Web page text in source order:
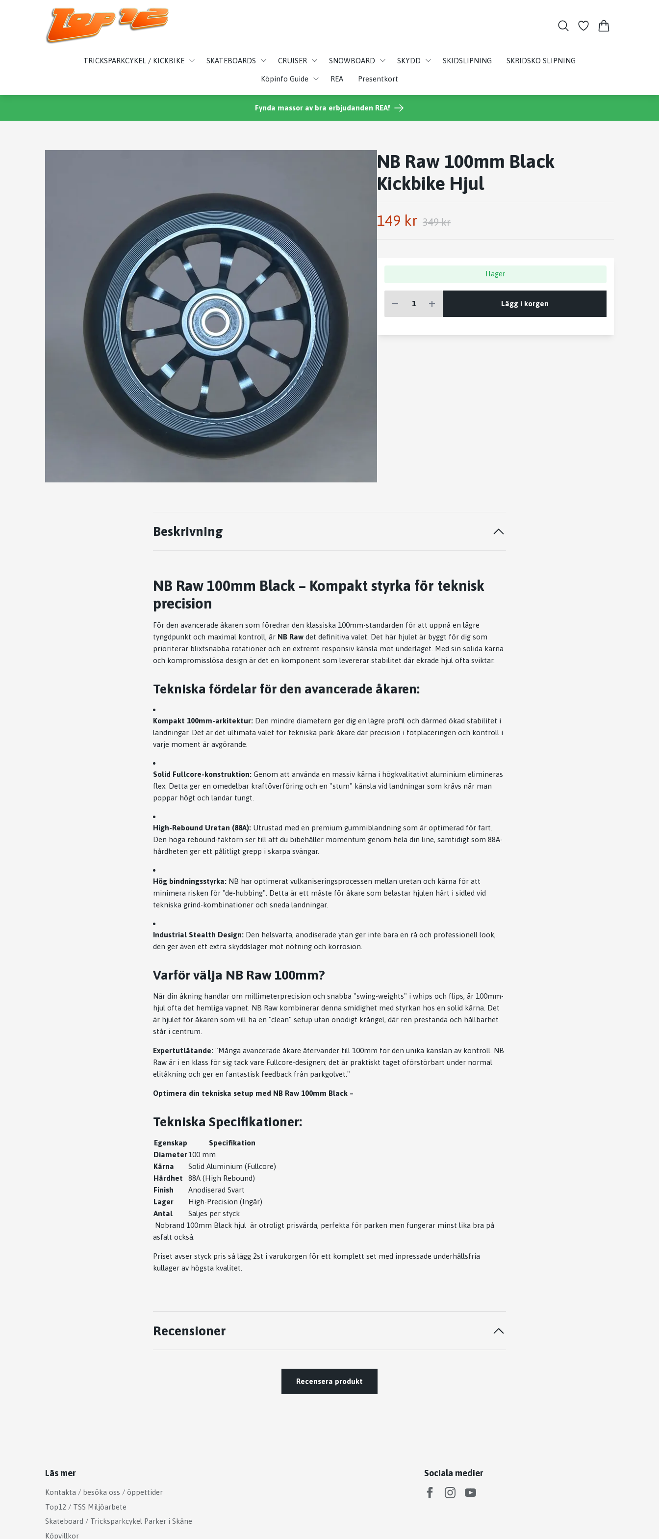
TRICKSPARKCYKEL / KICKBIKE SKATEBOARDS CRUISER SNOWBOARD SKYDD SKIDSLIPNING SKRIDSKO SLIPNING
Köpinfo Guide REA Presentkort
Fynda massor av bra erbjudanden REA!
NB Raw 100mm Black
Kickbike Hjul
149 kr 349 kr
I lager
Lägg i korgen
Beskrivning
NB Raw 100mm Black – Kompakt styrka för teknisk
precision
För den avancerade åkaren som föredrar den klassiska 100mm-standarden för att uppnå en lägre
tyngdpunkt och maximal kontroll, är NB Raw det definitiva valet. Det här hjulet är byggt för dig som
prioriterar blixtsnabba rotationer och en extremt responsiv känsla mot underlaget. Med sin solida kärna
och kompromisslösa design är det en komponent som levererar stabilitet där ekrade hjul ofta sviktar.
Tekniska fördelar för den avancerade åkaren:
Kompakt 100mm-arkitektur: Den mindre diametern ger dig en lägre profil och därmed ökad stabilitet i
landningar. Det är det ultimata valet för tekniska park-åkare där precision i fotplaceringen och kontroll i
varje moment är avgörande.
Solid Fullcore-konstruktion: Genom att använda en massiv kärna i högkvalitativt aluminium elimineras
flex. Detta ger en omedelbar kraftöverföring och en "stum" känsla vid landningar som krävs när man
poppar högt och landar tungt.
High-Rebound Uretan (88A): Utrustad med en premium gummiblandning som är optimerad för fart.
Den höga rebound-faktorn ser till att du bibehåller momentum genom hela din line, samtidigt som 88A-
hårdheten ger ett pålitligt grepp i skarpa svängar.
Hög bindningsstyrka: NB har optimerat vulkaniseringsprocessen mellan uretan och kärna för att
minimera risken för "de-hubbing". Detta är ett måste för åkare som belastar hjulen hårt i sidled vid
tekniska grind-kombinationer och sneda landningar.
Industrial Stealth Design: Den helsvarta, anodiserade ytan ger inte bara en rå och professionell look,
den ger även ett extra skyddslager mot nötning och korrosion.
Varför välja NB Raw 100mm?
När din åkning handlar om millimeterprecision och snabba "swing-weights" i whips och flips, är 100mm-
hjul ofta det hemliga vapnet. NB Raw kombinerar denna smidighet med styrkan hos en solid kärna. Det
är hjulet för åkaren som vill ha en "clean" setup utan onödigt krångel, där ren prestanda och hållbarhet
står i centrum.
Expertutlåtande: "Många avancerade åkare återvänder till 100mm för den unika känslan av kontroll. NB
Raw är i en klass för sig tack vare Fullcore-designen; det är praktiskt taget oförstörbart under normal
elitåkning och ger en fantastisk feedback från parkgolvet."
Optimera din tekniska setup med NB Raw 100mm Black –
Tekniska Specifikationer:
Egenskap
Specifikation
Diameter100 mm
Kärna
Solid Aluminium (Fullcore)
Hårdhet
88A (High Rebound)
Finish
Anodiserad Svart
Lager
High-Precision (Ingår)
Antal
Säljes per styck
Nobrand 100mm Black hjul är otroligt prisvärda, perfekta för parken men fungerar minst lika bra på
asfalt också.
Priset avser styck pris så lägg 2st i varukorgen för ett komplett set med inpressade underhållsfria
kullager av högsta kvalitet.
Recensioner
Recensera produkt
Läs mer
Kontakta / besöka oss / öppettider
Top12 / TSS Miljöarbete
Skateboard / Tricksparkcykel Parker i Skåne
Köpvillkor
Sociala medier